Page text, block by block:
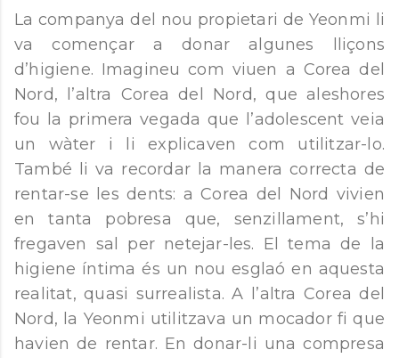
La companya del nou propietari de Yeonmi li
va començar a donar algunes lliçons
d’higiene. Imagineu com viuen a Corea del
Nord, l’altra Corea del Nord, que aleshores
fou la primera vegada que l’adolescent veia
un wàter i li explicaven com utilitzar-lo.
També li va recordar la manera correcta de
rentar-se les dents: a Corea del Nord vivien
en tanta pobresa que, senzillament, s’hi
fregaven sal per netejar-les. El tema de la
higiene íntima és un nou esglaó en aquesta
realitat, quasi surrealista. A l’altra Corea del
Nord, la Yeonmi utilitzava un mocador fi que
havien de rentar. En donar-li una compresa